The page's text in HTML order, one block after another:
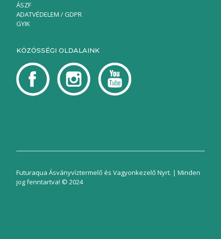
ÁSZF
ADATVÉDELEM / GDPR
GYIK
KÖZÖSSÉGI OLDALAINK
Futuraqua Ásványvíztermelő és Vagyonkezelő Nyrt. | Minden
jog fenntartva! © 2024